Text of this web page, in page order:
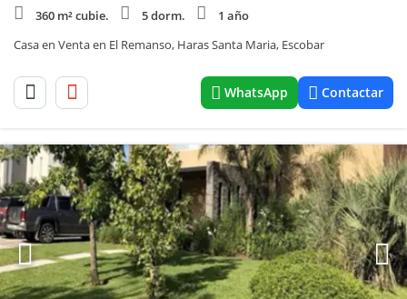
360 m² cubie.
5 dorm.
1 año
Casa en Venta en El Remanso, Haras Santa Maria, Escobar
WhatsApp Contactar